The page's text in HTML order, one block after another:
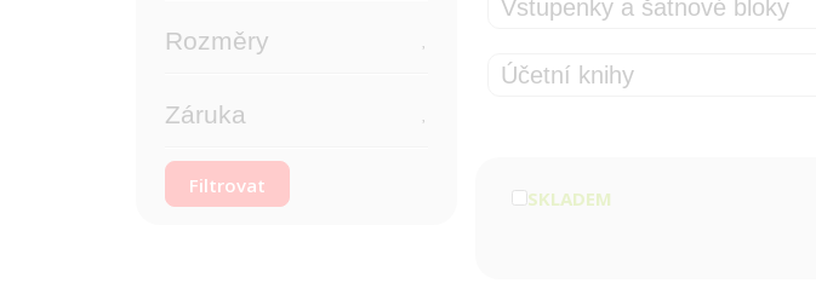
Rozměry
Záruka
Vstupenky a šatnové bloky
Účetní knihy
SKLADEM